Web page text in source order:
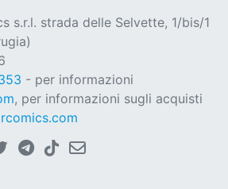
s.r.l. strada delle Selvette, 1/bis/1
- per informazioni
, per informazioni sugli acquisti